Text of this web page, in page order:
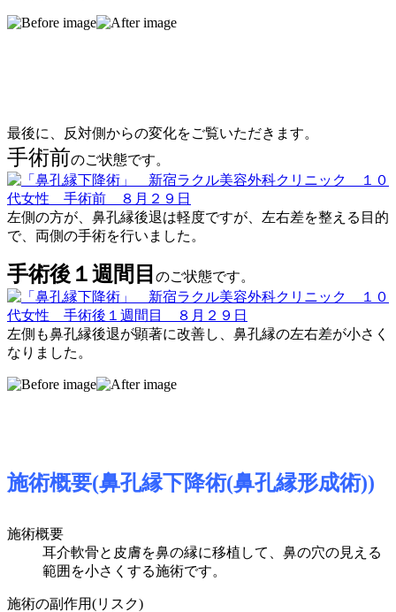
最後に、反対側からの変化をご覧いただきます。
手術前のご状態です。
左側の方が、鼻孔縁後退は軽度ですが、左右差を整える目的
で、両側の手術を行いました。
手術後１週間目 のご状態です。
左側も鼻孔縁後退が顕著に改善し、鼻孔縁の左右差が小さく
なりました。
施術概要(鼻孔縁下降術(鼻孔縁形成術))
施術概要
耳介軟骨と皮膚を鼻の縁に移植して、鼻の穴の見える
範囲を小さくする施術です。
施術の副作用(リスク)